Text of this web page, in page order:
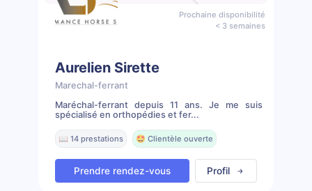
Prochaine disponibilité
< 3 semaines
Aurelien Sirette
Marechal-ferrant
Maréchal-ferrant depuis 11 ans. Je me suis
spécialisé en orthopédies et fer...
📖 14 prestations 🤩 Clientèle ouverte
Prendre rendez-vous Profil